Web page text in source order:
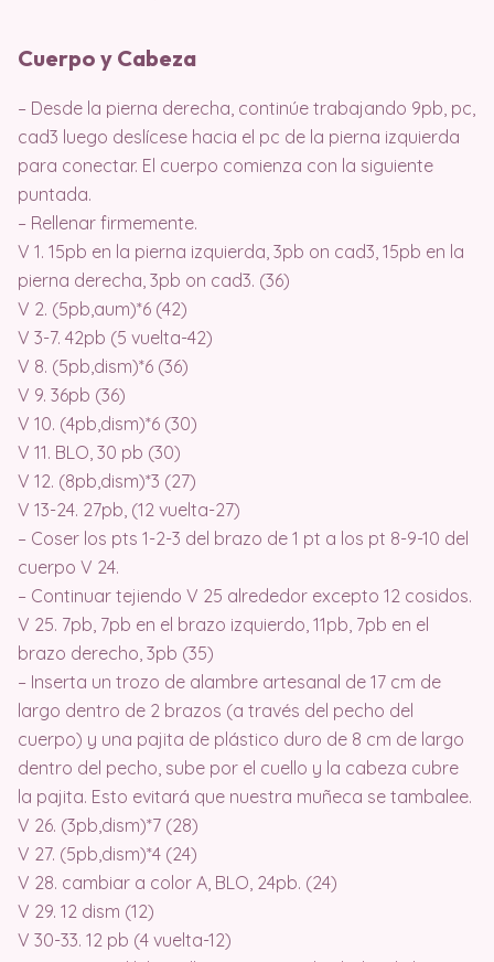
Cuerpo y Cabeza
– Desde la pierna derecha, continúe trabajando 9pb, pc,
cad3 luego deslícese hacia el pc de la pierna izquierda
para conectar. El cuerpo comienza con la siguiente
puntada.
– Rellenar firmemente.
V 1. 15pb en la pierna izquierda, 3pb on cad3, 15pb en la
pierna derecha, 3pb on cad3. (36)
V 2. (5pb,aum)*6 (42)
V 3-7. 42pb (5 vuelta-42)
V 8. (5pb,dism)*6 (36)
V 9. 36pb (36)
V 10. (4pb,dism)*6 (30)
V 11. BLO, 30 pb (30)
V 12. (8pb,dism)*3 (27)
V 13-24. 27pb, (12 vuelta-27)
– Coser los pts 1-2-3 del brazo de 1 pt a los pt 8-9-10 del
cuerpo V 24.
– Continuar tejiendo V 25 alrededor excepto 12 cosidos.
V 25. 7pb, 7pb en el brazo izquierdo, 11pb, 7pb en el
brazo derecho, 3pb (35)
– Inserta un trozo de alambre artesanal de 17 cm de
largo dentro de 2 brazos (a través del pecho del
cuerpo) y una pajita de plástico duro de 8 cm de largo
dentro del pecho, sube por el cuello y la cabeza cubre
la pajita. Esto evitará que nuestra muñeca se tambalee.
V 26. (3pb,dism)*7 (28)
V 27. (5pb,dism)*4 (24)
V 28. cambiar a color A, BLO, 24pb. (24)
V 29. 12 dism (12)
V 30-33. 12 pb (4 vuelta-12)